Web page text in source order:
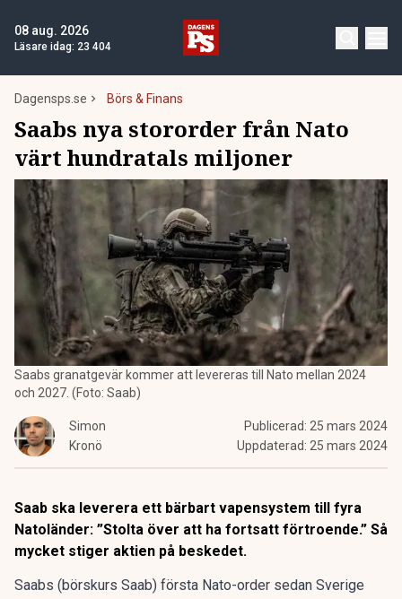
08 aug. 2026
Läsare idag: 23 404
Dagensps.se Börs & Finans
Saabs nya stororder från Nato
värt hundratals miljoner
Saabs granatgevär kommer att levereras till Nato mellan 2024
och 2027. (Foto: Saab)
Simon
Kronö
Publicerad: 25 mars 2024
Uppdaterad: 25 mars 2024
Saab ska leverera ett bärbart vapensystem till fyra
Natoländer: ”Stolta över att ha fortsatt förtroende.” Så
mycket stiger aktien på beskedet.
Saabs (börskurs Saab) första Nato-order sedan Sverige